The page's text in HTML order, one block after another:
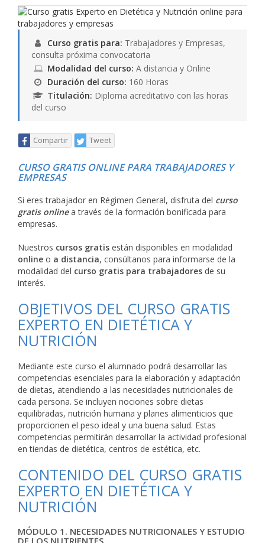
Curso gratis para: Trabajadores y Empresas,
consulta próxima convocatoria
Modalidad del curso: A distancia y Online
Duración del curso: 160 Horas
Titulación: Diploma acreditativo con las horas
del curso
Compartir Tweet
CURSO GRATIS ONLINE PARA TRABAJADORES Y
EMPRESAS
Si eres trabajador en Régimen General, disfruta del curso
gratis onlinea través de la formación bonificada para
empresas.
Nuestros cursos gratis están disponibles en modalidad
online o a distancia, consúltanos para informarse de la
modalidad del curso gratis para trabajadores de su
interés.
OBJETIVOS DEL CURSO GRATIS
EXPERTO EN DIETÉTICA Y
NUTRICIÓN
Mediante este curso el alumnado podrá desarrollar las
competencias esenciales para la elaboración y adaptación
de dietas, atendiendo a las necesidades nutricionales de
cada persona. Se incluyen nociones sobre dietas
equilibradas, nutrición humana y planes alimenticios que
proporcionen el peso ideal y una buena salud. Estas
competencias permitirán desarrollar la actividad profesional
en tiendas de dietética, centros de estética, etc.
CONTENIDO DEL CURSO GRATIS
EXPERTO EN DIETÉTICA Y
NUTRICIÓN
MÓDULO 1. NECESIDADES NUTRICIONALES Y ESTUDIO
DE LOS NUTRIENTES